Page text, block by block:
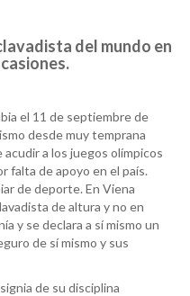
del mundo en
el 11 de septiembre de
desde muy temprana
a los juegos olímpicos
falta de apoyo en el país.
de deporte. En Viena
de altura y no en
y se declara a sí mismo un
de sí mismo y sus
de su disciplina